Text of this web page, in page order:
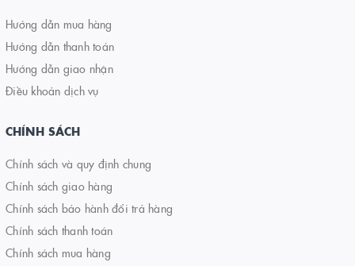
Hướng dẫn mua hàng
Hướng dẫn thanh toán
Hướng dẫn giao nhận
Điều khoản dịch vụ
CHÍNH SÁCH
Chính sách và quy định chung
Chính sách giao hàng
Chính sách bảo hành đổi trả hàng
Chính sách thanh toán
Chính sách mua hàng